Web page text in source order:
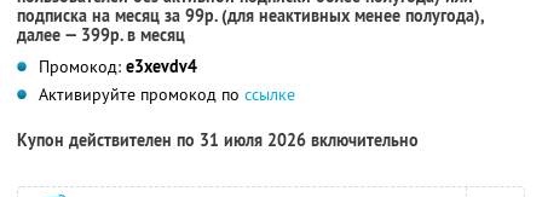
подписка на месяц за 99р. (для неактивных менее полугода),
далее — 399р. в месяц
Промокод: e3xevdv4
Активируйте промокод по ссылке
Купон действителен по 31 июля 2026 включительно